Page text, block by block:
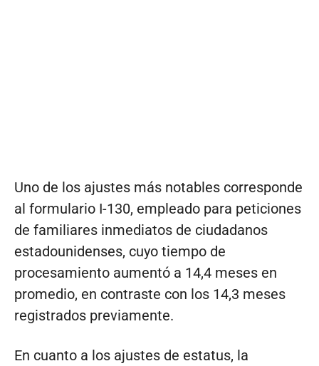
Uno de los ajustes más notables corresponde
al formulario I-130, empleado para peticiones
de familiares inmediatos de ciudadanos
estadounidenses, cuyo tiempo de
procesamiento aumentó a 14,4 meses en
promedio, en contraste con los 14,3 meses
registrados previamente.
En cuanto a los ajustes de estatus, la